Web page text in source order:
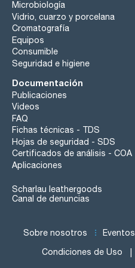
Microbiología
Vidrio, cuarzo y porcelana
Cromatografía
Equipos
Consumible
Seguridad e higiene
Documentación
Publicaciones
Videos
FAQ
Fichas técnicas - TDS
Hojas de seguridad - SDS
Certificados de análisis - COA
Aplicaciones
Scharlau leathergoods
Canal de denuncias
Sobre nosotros Eventos
Condiciones de Uso